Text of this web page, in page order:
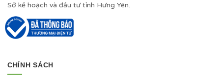
Sở kế hoạch và đầu tư tỉnh Hưng Yên.
CHÍNH SÁCH